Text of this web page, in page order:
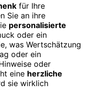
für Ihre
Sie an ihre
personalisierte
oder ein
was Wertschätzung
oder ein
oder
eine herzliche
sie wirklich